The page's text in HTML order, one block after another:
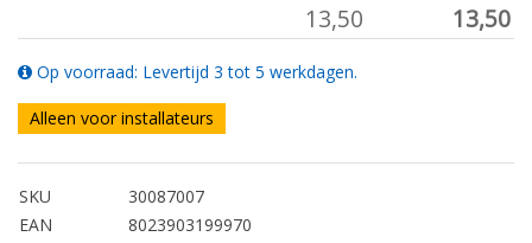
13,50 13,50
Op voorraad: Levertijd 3 tot 5 werkdagen.
Alleen voor installateurs
SKU
30087007
EAN
8023903199970